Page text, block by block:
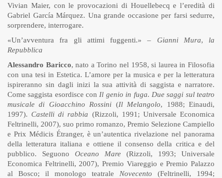
Vivian Maier, con le provocazioni di Houellebecq e l’eredità di
Gabriel García Márquez. Una grande occasione per farsi sedurre,
sorprendere, interrogare.
«Un’avventura fra gli attimi fuggenti.» – Gianni Mura, la
Repubblica
Alessandro Baricco, nato a Torino nel 1958, si laurea in Filosofia
con una tesi in Estetica. L’amore per la musica e per la letteratura
ispireranno sin dagli inizi la sua attività di saggista e narratore.
Come saggista esordisce con Il genio in fuga. Due saggi sul teatro
musicale di Gioacchino Rossini (Il Melangolo, 1988; Einaudi,
1997). Castelli di rabbia (Rizzoli, 1991; Universale Economica
Feltrinelli, 2007), suo primo romanzo, Premio Selezione Campiello
e Prix Médicis Étranger, è un’autentica rivelazione nel panorama
della letteratura italiana e ottiene il consenso della critica e del
pubblico. Seguono Oceano Mare (Rizzoli, 1993; Universale
Economica Feltrinelli, 2007), Premio Viareggio e Premio Palazzo
al Bosco; il monologo teatrale Novecento (Feltrinelli, 1994;